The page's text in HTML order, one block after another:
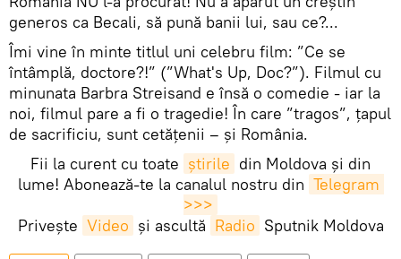
generos ca Becali, să pună banii lui, sau ce?...
Îmi vine în minte titlul uni celebru film: ”Ce se
întâmplă, doctore?!” (”What's Up, Doc?”). Filmul cu
minunata Barbra Streisand e însă o comedie - iar la
noi, filmul pare a fi o tragedie! În care ”tragos”, țapul
de sacrificiu, sunt cetățenii – și România.
Fii la curent cu toate știrile din Moldova și din
lume! Abonează-te la canalul nostru din Telegram
>>>
Privește Video și ascultă Radio Sputnik Moldova